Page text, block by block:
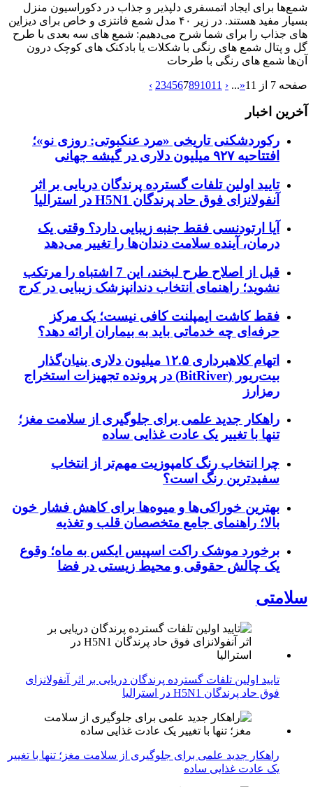
شمع‌ها برای ایجاد اتمسفری دلپذیر و جذاب در دکوراسیون منزل
بسیار مفید هستند. در زیر ۴۰ مدل شمع فانتزی و خاص برای دیزاین
های جذاب را برای شما شرح می‌دهیم: شمع های سه بعدی با طرح
گل و پتال شمع های رنگی با شکلات یا بادکنک های کوچک درون
آن‌ها شمع های رنگی با طرحات
صفحه 7 از 11 «
...
‹
234567891011
›
آخرین اخبار
رکوردشکنی تاریخی «مرد عنکبوتی: روزی نو»؛
افتتاحیه ۹۲۷ میلیون دلاری در گیشه جهانی
تایید اولین تلفات گسترده پرندگان دریایی بر اثر
آنفولانزای فوق حاد پرندگان H5N1 در استرالیا
آیا ارتودنسی فقط جنبه زیبایی دارد؟ وقتی یک
درمان، آینده سلامت دندان‌ها را تغییر می‌دهد
قبل از اصلاح طرح لبخند، این 7 اشتباه را مرتکب
نشوید؛ راهنمای انتخاب دندانپزشک زیبایی در کرج
فقط کاشت ایمپلنت کافی نیست؛ یک مرکز
حرفه‌ای چه خدماتی باید به بیماران ارائه دهد؟
اتهام کلاهبرداری ۱۲.۵ میلیون دلاری بنیان‌گذار
بیت‌ریور (BitRiver) در پرونده تجهیزات استخراج
رمزارز
راهکار جدید علمی برای جلوگیری از سلامت مغز؛
تنها با تغییر یک عادت غذایی ساده
چرا انتخاب رنگ کامپوزیت مهم‌تر از انتخاب
سفیدترین رنگ است؟
بهترین خوراکی‌ها و میوه‌ها برای کاهش فشار خون
بالا؛ راهنمای جامع متخصصان قلب و تغذیه
برخورد موشک راکت اسپیس ایکس به ماه؛ وقوع
یک چالش حقوقی و محیط زیستی در فضا
سلامتی
تایید اولین تلفات گسترده پرندگان دریایی بر اثر آنفولانزای
فوق حاد پرندگان H5N1 در استرالیا
راهکار جدید علمی برای جلوگیری از سلامت مغز؛ تنها با تغییر
یک عادت غذایی ساده